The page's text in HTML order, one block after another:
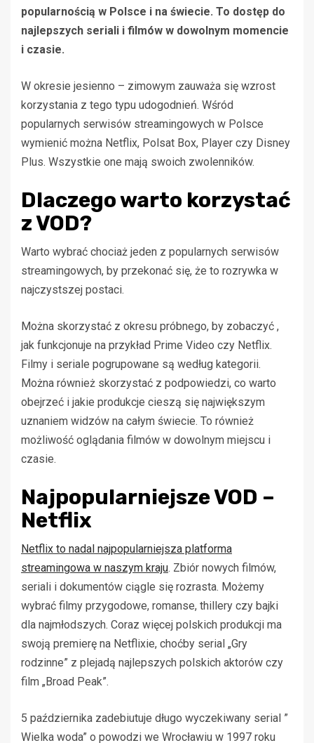
popularnością w Polsce i na świecie. To dostęp do
najlepszych seriali i filmów w dowolnym momencie
i czasie.
W okresie jesienno – zimowym zauważa się wzrost
korzystania z tego typu udogodnień. Wśród
popularnych serwisów streamingowych w Polsce
wymienić można Netflix, Polsat Box, Player czy Disney
Plus. Wszystkie one mają swoich zwolenników.
Dlaczego warto korzystać
z VOD?
Warto wybrać chociaż jeden z popularnych serwisów
streamingowych, by przekonać się, że to rozrywka w
najczystszej postaci.
Można skorzystać z okresu próbnego, by zobaczyć ,
jak funkcjonuje na przykład Prime Video czy Netflix.
Filmy i seriale pogrupowane są według kategorii.
Można również skorzystać z podpowiedzi, co warto
obejrzeć i jakie produkcje cieszą się największym
uznaniem widzów na całym świecie. To również
możliwość oglądania filmów w dowolnym miejscu i
czasie.
Najpopularniejsze VOD –
Netflix
Netflix to nadal najpopularniejsza platforma
streamingowa w naszym kraju. Zbiór nowych filmów,
seriali i dokumentów ciągle się rozrasta. Możemy
wybrać filmy przygodowe, romanse, thillery czy bajki
dla najmłodszych. Coraz więcej polskich produkcji ma
swoją premierę na Netflixie, choćby serial „Gry
rodzinne” z plejadą najlepszych polskich aktorów czy
film „Broad Peak”.
5 października zadebiutuje długo wyczekiwany serial ”
Wielka woda” o powodzi we Wrocławiu w 1997 roku